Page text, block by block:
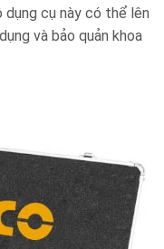
cụ này có thể lên
và bảo quản khoa